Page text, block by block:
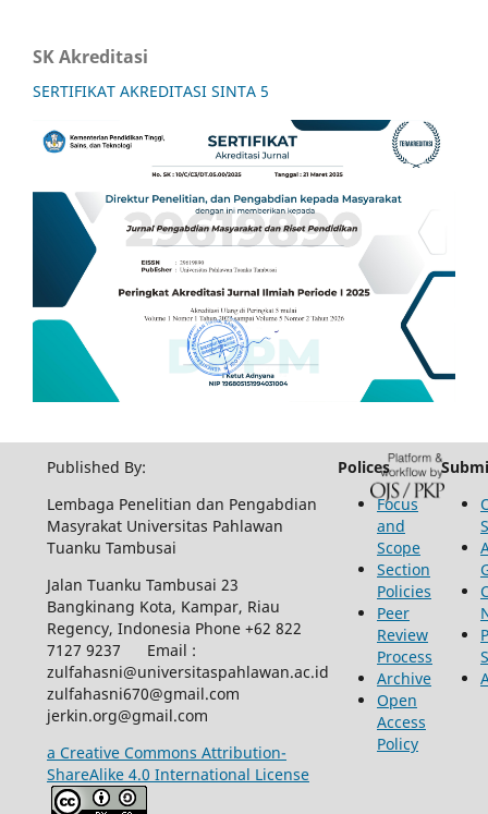
SK Akreditasi
SERTIFIKAT AKREDITASI SINTA 5
Published By:
Lembaga Penelitian dan Pengabdian
Masyrakat Universitas Pahlawan
Tuanku Tambusai
Jalan Tuanku Tambusai 23
Bangkinang Kota, Kampar, Riau
Regency, Indonesia Phone +62 822
7127 9237 Email :
zulfahasni@universitaspahlawan.ac.id
zulfahasni670@gmail.com
jerkin.org@gmail.com
a Creative Commons Attribution-
ShareAlike 4.0 International License
Polices
Focus
and
Scope
Section
Policies
Peer
Review
Process
Archive
Open
Access
Policy